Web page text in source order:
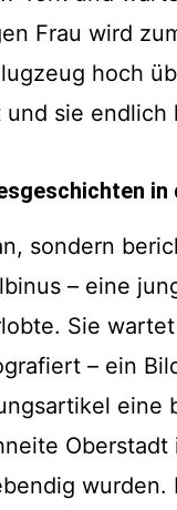
Frau wird
hoch
sie endlich
sondern
– eine
Sie
– ein
eine